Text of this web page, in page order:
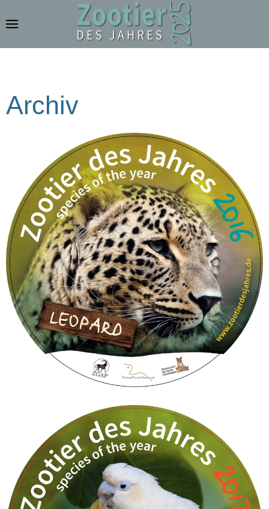
Zum Hauptinhalt springen
Archiv